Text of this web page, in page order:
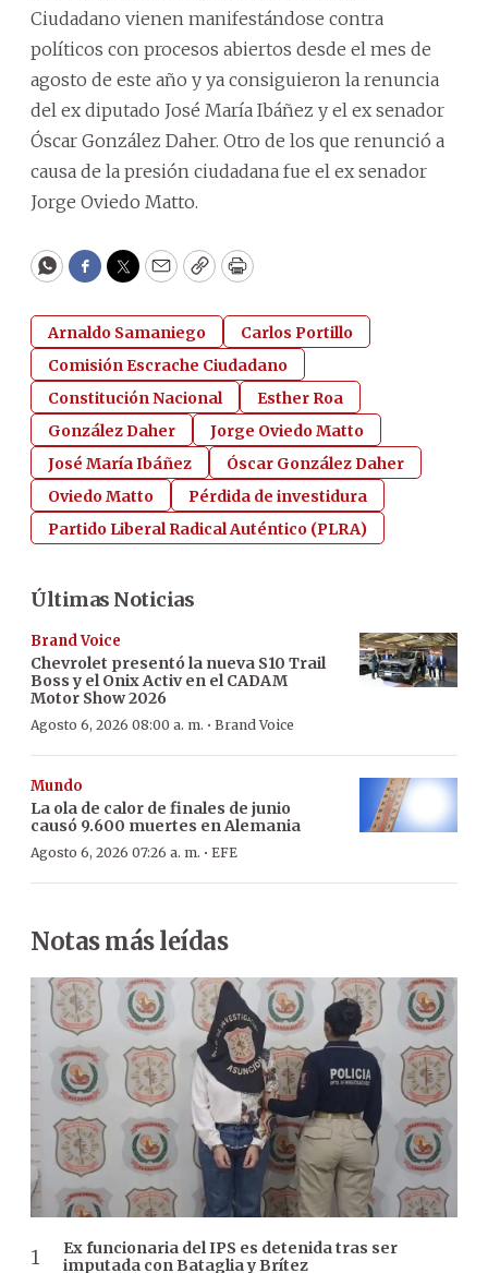
Ciudadano vienen manifestándose contra
políticos con procesos abiertos desde el mes de
agosto de este año y ya consiguieron la renuncia
del ex diputado José María Ibáñez y el ex senador
Óscar González Daher. Otro de los que renunció a
causa de la presión ciudadana fue el ex senador
Jorge Oviedo Matto.
WhatsApp
Facebook
Twitter
EmailCopyPrint
Arnaldo Samaniego
Carlos Portillo
Comisión Escrache Ciudadano
Constitución Nacional
Esther Roa
González Daher
Jorge Oviedo Matto
José María Ibáñez
Óscar González Daher
Oviedo Matto
Pérdida de investidura
Partido Liberal Radical Auténtico (PLRA)
Últimas Noticias
Brand Voice
Chevrolet presentó la nueva S10 Trail
Boss y el Onix Activ en el CADAM
Motor Show 2026
Agosto 6, 2026 08:00 a. m. · Brand Voice
Mundo
La ola de calor de finales de junio
causó 9.600 muertes en Alemania
Agosto 6, 2026 07:26 a. m. · EFE
Notas más leídas
Ex funcionaria del IPS es detenida tras ser
imputada con Bataglia y Brítez